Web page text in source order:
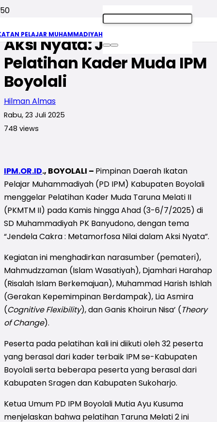
PELAJAR MUHAMMADIYAH
Metamorfosa Nilai dalam
Aksi Nyata: Jejak
Pelatihan Kader Muda IPM
Boyolali
Hilman Almas
Rabu, 23 Juli 2025
748 views
IPM.OR.ID., BOYOLALI – Pimpinan Daerah Ikatan
Pelajar Muhammadiyah (PD IPM) Kabupaten Boyolali
menggelar Pelatihan Kader Muda Taruna Melati II
(PKMTM II) pada Kamis hingga Ahad (3-6/7/2025) di
SD Muhammadiyah PK Banyudono, dengan tema
“Jendela Cakra : Metamorfosa Nilai dalam Aksi Nyata”.
Kegiatan ini menghadirkan narasumber (pemateri),
Mahmudzzaman (Islam Wasatiyah), Djamhari Harahap
(Risalah Islam Berkemajuan), Muhammad Harish Ishlah
(Gerakan Kepemimpinan Berdampak), Lia Asmira
(Cognitive Flexibility), dan Ganis Khoirun Nisa’ (Theory
of Change).
Peserta pada pelatihan kali ini diikuti oleh 32 peserta
yang berasal dari kader terbaik IPM se-Kabupaten
Boyolali serta beberapa peserta yang berasal dari
Kabupaten Sragen dan Kabupaten Sukoharjo.
Ketua Umum PD IPM Boyolali Mutia Ayu Kusuma
menjelaskan bahwa pelatihan Taruna Melati 2 ini